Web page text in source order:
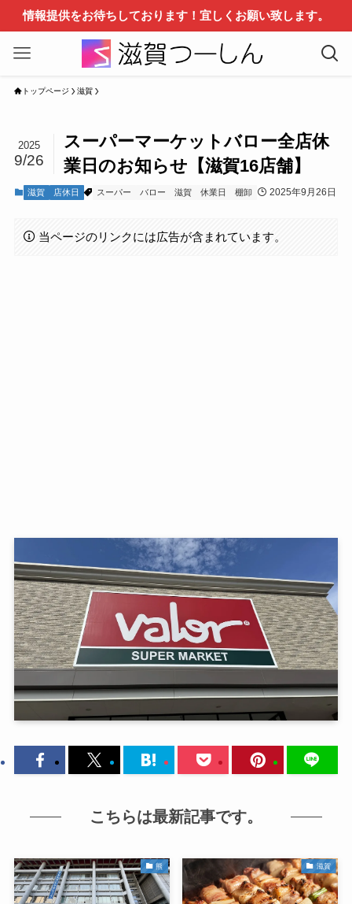
情報提供をお待ちしております！宜しくお願い致します。
トップページ 滋賀
スーパーマーケットバロー全店休
業日のお知らせ【滋賀16店舗】
2025
9/26
滋賀 店休日 スーパー バロー 滋賀 休業日 棚卸 2025年9月26日
当ページのリンクには広告が含まれています。
こちらは最新記事です。
熊 滋賀